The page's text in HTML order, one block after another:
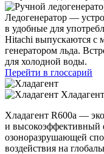
Ледогенератор —
в удобные для
Hitachi выпускаются с
генератором льда.
для холодной воды.
Перейти в глоссарий
Хладагент
Хладагент R600a —
и высокоэффективный
озоноразрушающей
воздействия на